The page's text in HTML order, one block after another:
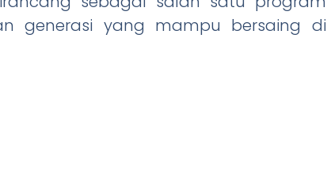
generasi yang mampu bersaing di